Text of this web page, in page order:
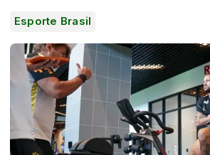
Esporte Brasil